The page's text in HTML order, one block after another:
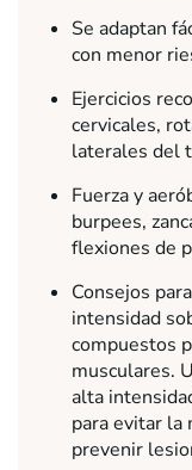
Se adaptan
con menor
Ejercicios
cervicales,
laterales del
Fuerza y
burpees,
flexiones de
Consejos
intensidad
compuestos
musculares.
alta
para evitar la
prevenir